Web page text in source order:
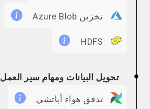
تخزين Azure Blob
HDFS
تحويل البيانات ومهام سير العمل
تدفق هواء أباتشي